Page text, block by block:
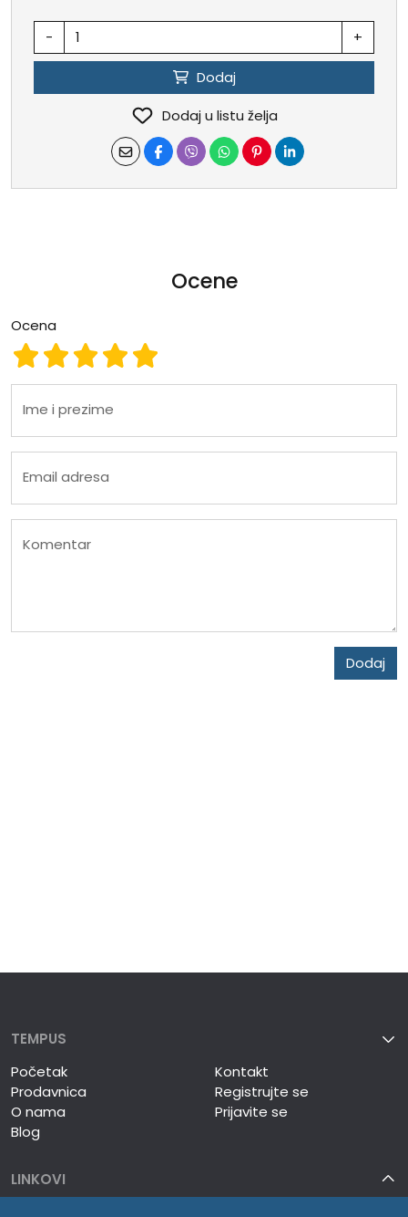
- +
Dodaj
Dodaj u listu želja
Ocene
Ocena
Ocena 5
Ocena 4
Ocena 3
Ocena 2
Ocena 1
Ime i prezime
Email adresa
Komentar
Dodaj
TEMPUS
Početak
Prodavnica
O nama
Blog
Kontakt
Registrujte se
Prijavite se
LINKOVI